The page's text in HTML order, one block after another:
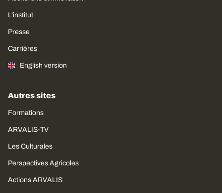
L'institut
Presse
Carrières
English version
Autres sites
Formations
ARVALIS-TV
Les Culturales
Perspectives Agricoles
Actions ARVALIS